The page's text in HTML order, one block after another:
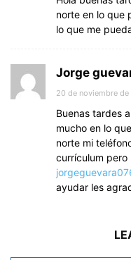
norte en lo que
lo que me
Jorge
20 de noviembre
Buenas tardes
mucho en lo
norte mi
currículum pero
ayudar les